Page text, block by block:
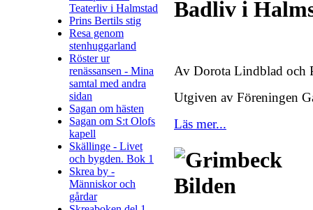
Teaterliv i Halmstad
Prins Bertils stig
Resa genom
stenhuggarland
Röster ur
renässansen - Mina
samtal med andra
sidan
Sagan om hästen
Sagan om S:t Olofs
kapell
Skällinge - Livet
och bygden. Bok 1
Skrea by -
Människor och
gårdar
Badliv i
Av Dorota Lindblad och
Utgiven av Föreningen
Läs mer...